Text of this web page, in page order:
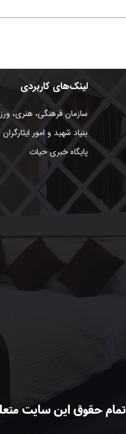
سازمان فرهنگی، هنری،
بنیاد شهید و امور ایثارگران
پایگاه خبری حیات
لینک‌های کاربردی
تمام حقوق این سایت